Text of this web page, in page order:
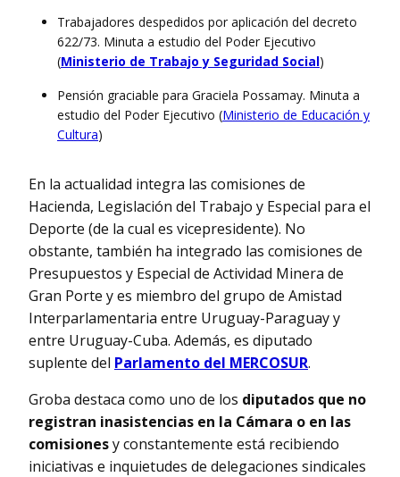
Trabajadores despedidos por aplicación del decreto
622/73. Minuta a estudio del Poder Ejecutivo
(Ministerio de Trabajo y Seguridad Social)
Pensión graciable para Graciela Possamay. Minuta a
estudio del Poder Ejecutivo (Ministerio de Educación y
Cultura)
En la actualidad integra las comisiones de
Hacienda, Legislación del Trabajo y Especial para el
Deporte (de la cual es vicepresidente). No
obstante, también ha integrado las comisiones de
Presupuestos y Especial de Actividad Minera de
Gran Porte y es miembro del grupo de Amistad
Interparlamentaria entre Uruguay-Paraguay y
entre Uruguay-Cuba. Además, es diputado
suplente del Parlamento del MERCOSUR.
Groba destaca como uno de los diputados que no
registran inasistencias en la Cámara o en las
comisionesy constantemente está recibiendo
iniciativas e inquietudes de delegaciones sindicales